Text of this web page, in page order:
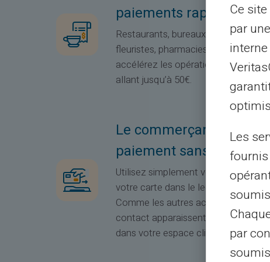
paiements rapides :
Restaurants, bureaux de tabac,
fleuristes, pharmacies, péages,
accélérez les opérations de
allant jusqu’à 50€.
Le commerçant ne
paiement sans contact ?
Utilisez simplement votre carte
votre carte dans le lecteur et
Comme les autres achats, vos
contact apparaissent dans votre
dans votre espace client.
Ce
par
Les
par